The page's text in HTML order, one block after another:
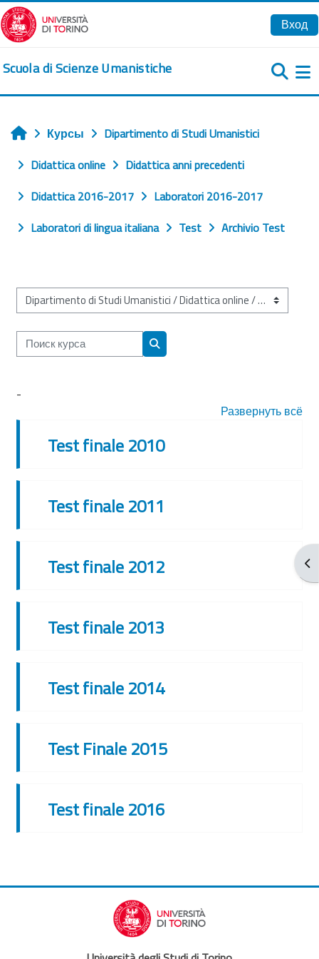
Перейти к основному содержанию
Вход
Scuola di Scienze Umanistiche
Главная
Курсы
Dipartimento di Studi Umanistici
Didattica online
Didattica anni precedenti
Didattica 2016-2017
Laboratori 2016-2017
Laboratori di lingua italiana
Test Archivio Test
Категории курсов
Поиск курса
Поиск курса
-
Развернуть всё
Test finale 2010
Test finale 2011
Test finale 2012
Test finale 2013
Test finale 2014
Test Finale 2015
Test finale 2016